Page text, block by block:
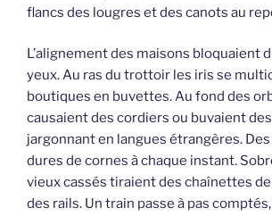
flancs des lougres et des canots au
L’alignement des maisons bloquaient
yeux. Au ras du trottoir les iris se
boutiques en buvettes. Au fond des
causaient des cordiers ou buvaient
jargonnant en langues étrangères.
dures de cornes à chaque instant.
vieux cassés tiraient des chaînettes
des rails. Un train passe à pas